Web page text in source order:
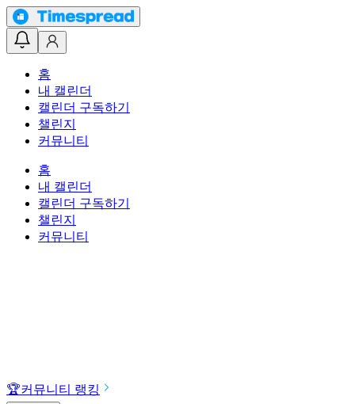
홈
내 캘린더
캘린더 구독하기
챌린지
커뮤니티
홈
내 캘린더
캘린더 구독하기
챌린지
커뮤니티
🏆커뮤니티 랭킹